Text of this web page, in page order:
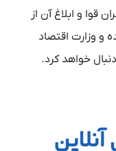
قوا و ابلاغ آن از
و وزارت اقتصاد
خواهد کرد.